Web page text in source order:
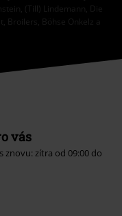
(Till) Lindemann, Die
Broilers, Böhse Onkelz a
vás
znovu: zítra od 09:00 do